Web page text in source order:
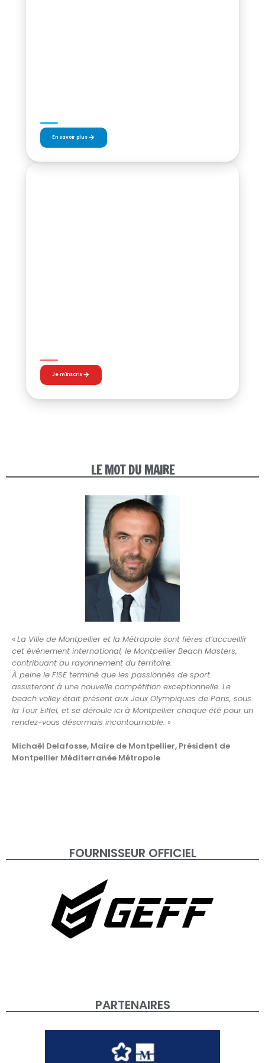
En savoir plus
Je m'inscris
LE MOT DU MAIRE
« La Ville de Montpellier et la Métropole sont fières d’accueillir
cet évènement international, le Montpellier Beach Masters,
contribuant au rayonnement du territoire.
À peine le FISE terminé que les passionnés de sport
assisteront à une nouvelle compétition exceptionnelle. Le
beach volley était présent aux Jeux Olympiques de Paris, sous
la Tour Eiffel, et se déroule ici à Montpellier chaque été pour un
rendez-vous désormais incontournable. »
Michaël Delafosse, Maire de Montpellier, Président de
Montpellier Méditerranée Métropole
FOURNISSEUR OFFICIEL
PARTENAIRES